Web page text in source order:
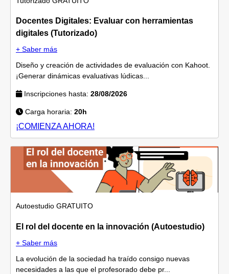
Docentes Digitales: Evaluar con herramientas
digitales (Tutorizado)
+ Saber más
Diseño y creación de actividades de evaluación con Kahoot.
¡Generar dinámicas evaluativas lúdicas...
Inscripciones hasta: 28/08/2026
Carga horaria: 20h
¡COMIENZA AHORA!
Autoestudio GRATUITO
El rol del docente en la innovación (Autoestudio)
+ Saber más
La evolución de la sociedad ha traído consigo nuevas
necesidades a las que el profesorado debe pr...